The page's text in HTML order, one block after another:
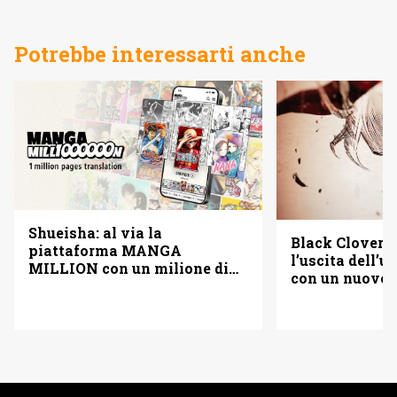
Potrebbe interessarti anche
Shueisha: al via la
piattaforma MANGA
MILLION con un milione di
Black Clover
l’uscita
con un nuovo